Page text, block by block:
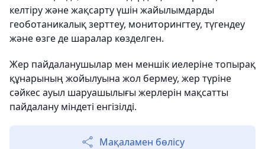
келтіру және жақсарту үшін жайылымдарды
геоботаникалық зерттеу, мониторингтеу, түгендеу
және өзге де шаралар көзделген.
Жер пайдаланушылар мен меншік иелеріне топырақ
құнарының жойылуына жол бермеу, жер түріне
сәйкес ауыл шаруашылығы жерлерін мақсатты
пайдалану міндеті енгізілді.
Мақаламен бөлісу